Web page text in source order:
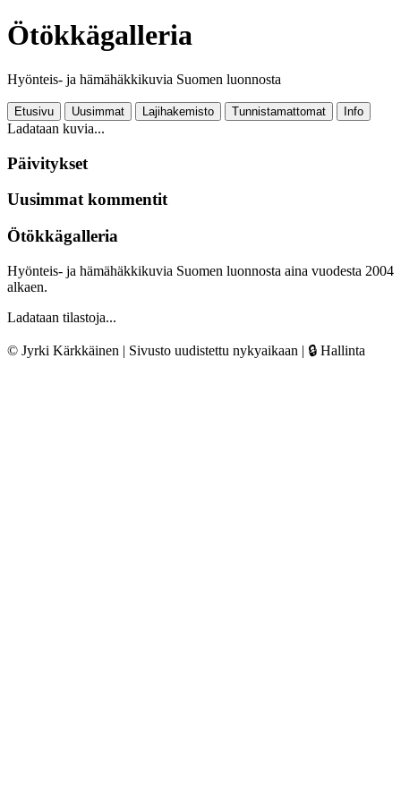
Ötökkägalleria
Hyönteis- ja hämähäkkikuvia Suomen luonnosta
Etusivu Uusimmat Lajihakemisto Tunnistamattomat Info
Ladataan kuvia...
Päivitykset
Uusimmat kommentit
Ötökkägalleria
Hyönteis- ja hämähäkkikuvia Suomen luonnosta aina vuodesta 2004
alkaen.
Ladataan tilastoja...
© Jyrki Kärkkäinen | Sivusto uudistettu nykyaikaan | 🔒 Hallinta